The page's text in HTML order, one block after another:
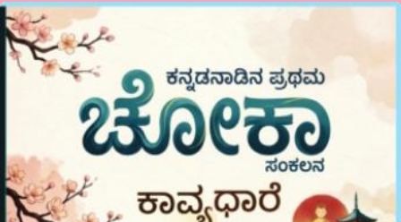
ಕನ್ನಡವನ್ನಪ್ಪಿದ
ಜಪಾನಿ
ಕಾವ್ಯ
ಕನ್ನಿಕೆ
ಕಾವ್ಯಧಾರೆ”ಹರಿನರಸಿಂಹ
ಉಪಾಧ್ಯಾಯ
ಶಂಭೂರು